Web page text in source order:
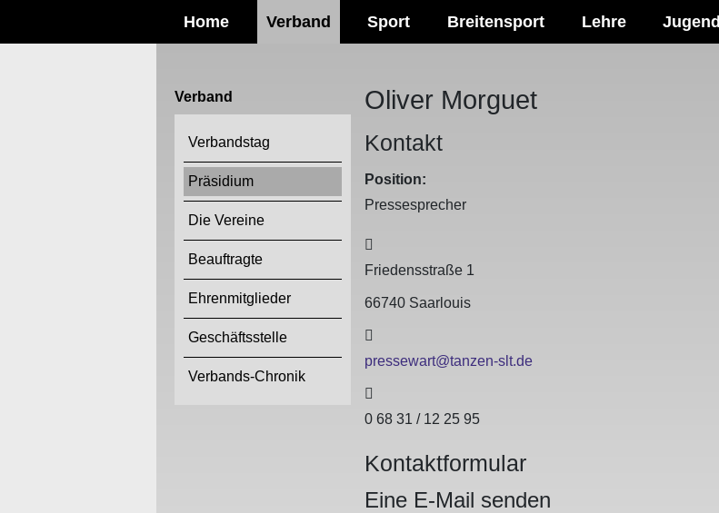
Home Verband Sport Breitensport Lehre Jugend
Verband
Verbandstag
Präsidium
Die Vereine
Beauftragte
Ehrenmitglieder
Geschäftsstelle
Verbands-Chronik
Oliver Morguet
Kontakt
Position:
Pressesprecher
Friedensstraße 1
66740 Saarlouis
pressewart@tanzen-slt.de
0 68 31 / 12 25 95
Kontaktformular
Eine E-Mail senden